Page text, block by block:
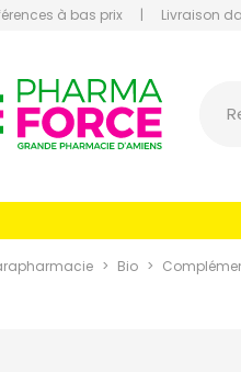
à bas prix | Livraison
Bio